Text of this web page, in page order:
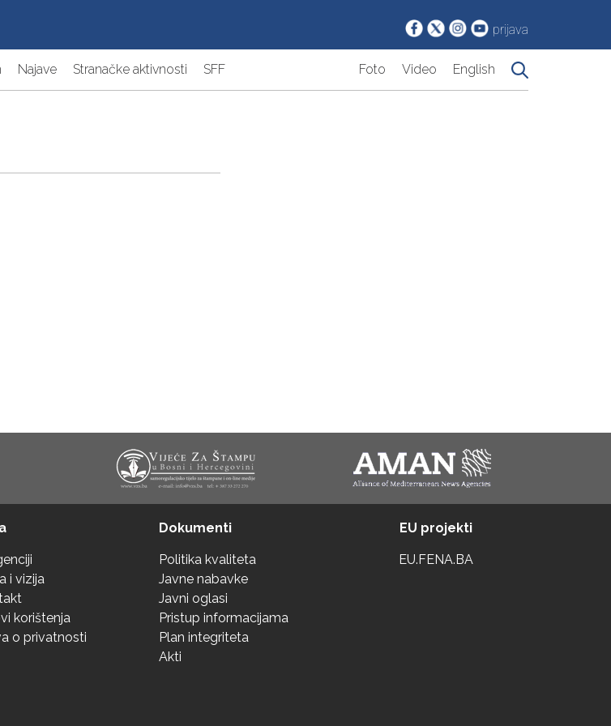
prijava
Najave Stranačke aktivnosti SFF Foto Video English
i vizija
korištenja
o privatnosti
Dokumenti
Politika kvaliteta
Javne nabavke
Javni oglasi
Pristup informacijama
Plan integriteta
Akti
EU projekti
EU.FENA.BA